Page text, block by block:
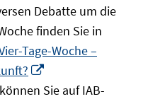
Debatte um die
finden Sie in
Tage-Woche –
neuem
Sie auf IAB-